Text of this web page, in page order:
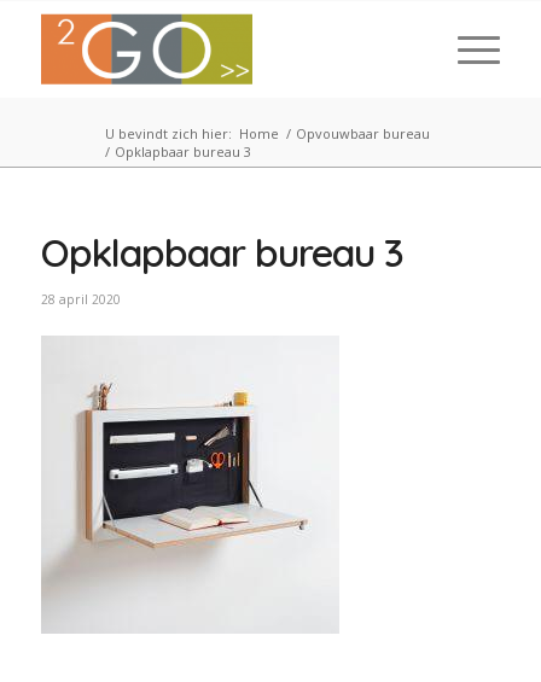
U bevindt zich hier: Home / Opvouwbaar bureau
/ Opklapbaar bureau 3
Opklapbaar bureau 3
28 april 2020